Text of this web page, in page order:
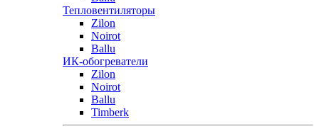
Тепловентиляторы
Zilon
Noirot
Ballu
ИК-обогреватели
Zilon
Noirot
Ballu
Timberk